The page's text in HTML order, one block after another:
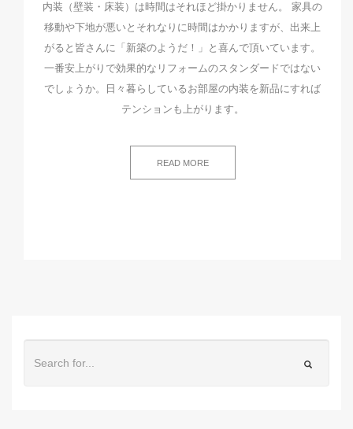
内装（壁装・床装）は時間はそれほど掛かりません。 家具の
移動や下地が悪いとそれなりに時間はかかりますが、出来上
がると皆さんに「新築のようだ！」と喜んで頂いています。
一番安上がりで効果的なリフォームのスタンダードではない
でしょうか。日々暮らしているお部屋の内装を新品にすれば
テンションも上がります。
READ MORE